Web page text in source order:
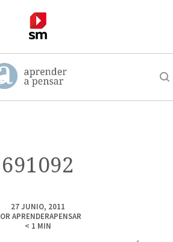
691092
27 JUNIO, 2011
APRENDERAPENSAR
< 1 MIN